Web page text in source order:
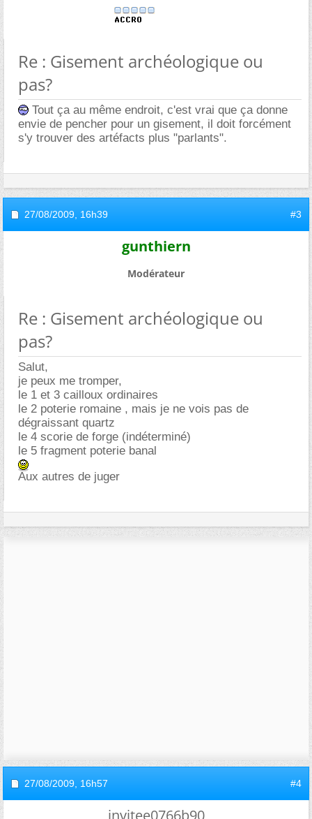
Re : Gisement archéologique ou
pas?
Tout ça au même endroit, c'est vrai que ça donne
envie de pencher pour un gisement, il doit forcément
s'y trouver des artéfacts plus "parlants".
27/08/2009, 16h39 #3
gunthiern
Modérateur
Re : Gisement archéologique ou
pas?
Salut,
je peux me tromper,
le 1 et 3 cailloux ordinaires
le 2 poterie romaine , mais je ne vois pas de
dégraissant quartz
le 4 scorie de forge (indéterminé)
le 5 fragment poterie banal
Aux autres de juger
27/08/2009, 16h57 #4
invitee0766b90